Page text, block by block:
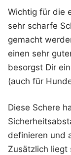
Wichtig für die
sehr scharfe
gemacht
einen sehr
besorgst Dir
(auch für
Diese Schere
definieren und
Zusätzlich liegt